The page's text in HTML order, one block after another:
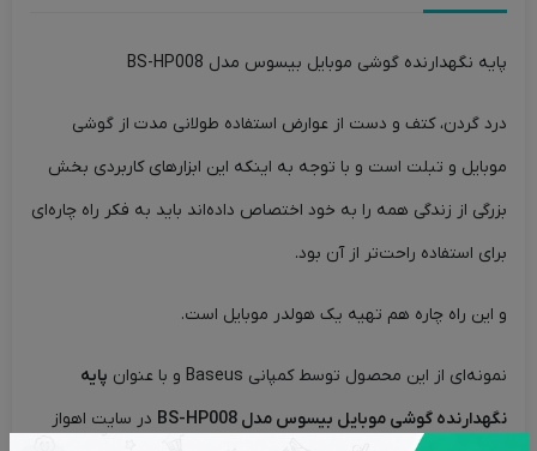
پایه نگهدارنده گوشی موبایل بیسوس مدل BS-HP008
درد گردن، کتف و دست از عوارض استفاده طولانی مدت از گوشی
موبایل و تبلت است و با توجه به اینکه این ابزارهای کاربردی بخش
بزرگی از زندگی همه را به خود اختصاص داده‌اند باید به فکر راه چاره‌ای
برای استفاده راحت‌تر از آن بود.
و این راه چاره هم تهیه یک هولدر موبایل است.
نمونه‌ای از این محصول توسط کمپانی Baseus و با عنوان
پایه
نگهدارنده گوشی موبایل بیسوس مدل BS-HP008
در سایت اهواز